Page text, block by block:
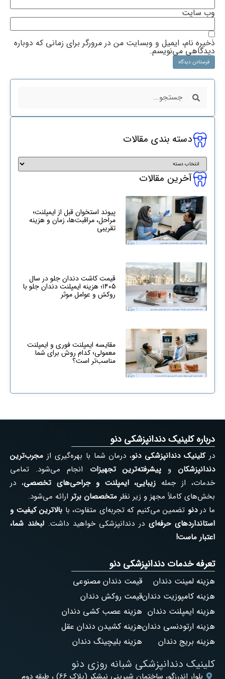
وب‌ سایت
ذخیره نام، ایمیل و وبسایت من در مرورگر برای زمانی که دوباره
دیدگاهی می‌نویسم.
دسته بندی مقالات
آخرین مقالات
پیوند استخوان قبل از ایمپلنت؛
مراحل، مراقبت‌ها، زمان و هزینه
تقریبی
قیمت کاشت دندان جلو در سال
۱۴۰۵؛ هزینه ایمپلنت دندان جلو با
روکش و عوامل موثر
مقایسه ایمپلنت فوری و ایمپلنت
معمولی؛ کدام روش برای شما
مناسب‌تر است؟
کلینیک دندانپزشکی شبانه روزی دنو
بلوار اندرزگو، ساختمان شیرینی نیشکر (پلاک 66) ، طبقه دوم
تعرفه خدمات دندانپزشکی دنو
هزینه لمینت دندان
هزینه کامپوزیت دندان
هزینه ایمپلنت دندان
هزینه ارتودنسی دندان
هزینه بریج دندان
قیمت دندان مصنوعی
قیمت روکش دندان
هزینه عصب کشی دندان
هزینه کشیدن دندان عقل
هزینه بلیچینگ دندان
درباره کلینیک دندانپزشکی دنو
درکلینیک دندانپزشکی دنو، درمان شما با بهره‌گیری از مجرب‌ترین
دندانپزشکان وپیشرفته‌ترین تجهیزات انجام می‌شود. تمامی
خدمات، از جمله زیبایی، ایمپلنت و جراحی‌های تخصصی، در
بخش‌های کاملاً مجهز و زیر نظر متخصصان برتر ارائه می‌شود.
ما دردنو تضمین می‌کنیم که تجربه‌ای متفاوت، با بالاترین کیفیت و
استانداردهای حرفه‌ایدر دندانپزشکی خواهید داشت.لبخند شما،
اعتبار ماست!